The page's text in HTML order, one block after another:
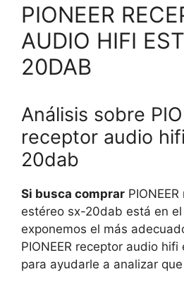
PIONEER
AUDIO HIFI
20DAB
Análisis sobre
receptor audio
20dab
Si busca comprar
estéreo sx-20dab está en
exponemos el más
PIONEER receptor audio
para ayudarle a analizar